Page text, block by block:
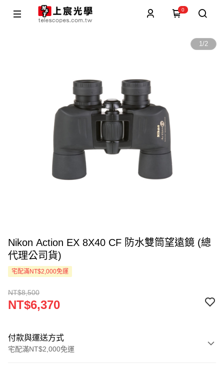
0
1/2
Nikon Action EX 8X40 CF 防水雙筒望遠鏡 (總
代理公司貨)
宅配滿NT$2,000免運
NT$8,500
NT$6,370
付款與運送方式
宅配滿NT$2,000免運